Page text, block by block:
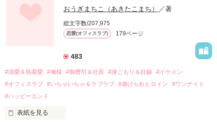
幼なじみの哲平に淡い恋心を抱いていた美桜。
しかし、ある出来事をきっかけに二人の関係は壊れてしまう。
関係修復もできないまま、美桜は両親の離婚によって
引っ越すことになり、哲平とも離れ離れになった。
それから約十二年後。
過去の傷から、二度と会いたくないと思っていた哲平に
運命のような再会を果たす。
酔った勢いで一夜を共にしてしまった。
さらに、美桜が初めてだと知った哲平は
おうぎまちこ（あきたこまち） ／著
総文字数/207,975
恋愛(オフィスラブ) 179ページ
483
#溺愛＆執着愛 #俺様 #御曹司＆社長 #身ごもり＆妊娠 #イケメン
#オフィスラブ #いちゃいちゃ＆ラブラブ #虐げられヒロイン
#ワンナイト
#ハッピーエンド
表紙を見る